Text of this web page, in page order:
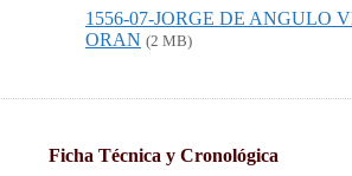
1556-07-JORGE DE ANGULO
ORAN (2 MB)
Ficha Técnica y Cronológica